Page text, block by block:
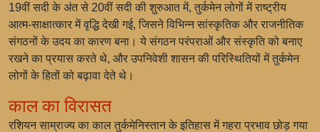
19वीं सदी के अंत से 20वीं सदी की शुरुआत में, तुर्कमेन लोगों में राष्ट्रीय
आत्म-साक्षात्कार में वृद्धि देखी गई, जिसने विभिन्न सांस्कृतिक और राजनीतिक
संगठनों के उदय का कारण बना। ये संगठन परंपराओं और संस्कृति को बनाए
रखने का प्रयास करते थे, और उपनिवेशी शासन की परिस्थितियों में तुर्कमेन
लोगों के हितों को बढ़ावा देते थे।
काल का विरासत
रशियन साम्राज्य का काल तुर्कमेनिस्तान के इतिहास में गहरा प्रभाव छोड़ गया